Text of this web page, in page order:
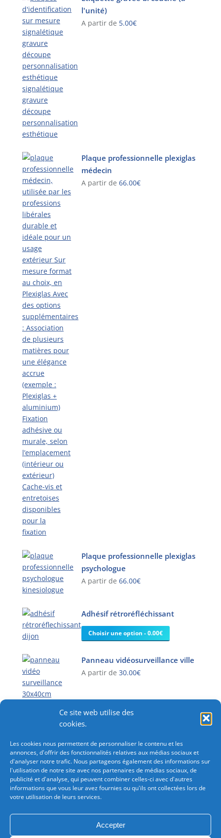
Ce site web utilise des
cookies.
Les cookies nous permettent de personnaliser le contenu et les
annonces, d'offrir des fonctionnalités relatives aux médias sociaux et
d'analyser notre trafic. Nous partageons également des informations sur
l'utilisation de notre site avec nos partenaires de médias sociaux, de
publicité et d'analyse, qui peuvent combiner celles-ci avec d'autres
informations que vous leur avez fournies ou qu'ils ont collectées lors de
votre utilisation de leurs services.
Accepter
l'unité)
A partir de 5.00€
la
page
du
Plaque professionnelle plexiglas
médecin
A partir de 66.00€
Plaque professionnelle plexiglas
psychologue
A partir de 66.00€
a
plusieurs
variations.
options
peuvent
choisies
sur
la
du
produit
Adhésif rétroréfléchissant
Choisir une option - 0.00€
Panneau vidéosurveillance ville
A partir de 30.00€
produit
a
plusieurs
Les
options
peuvent
être
choisies
sur
la
page
du
Kit adhésif signalétique magasin
pour bénéficiez de tarifications avantageuses.